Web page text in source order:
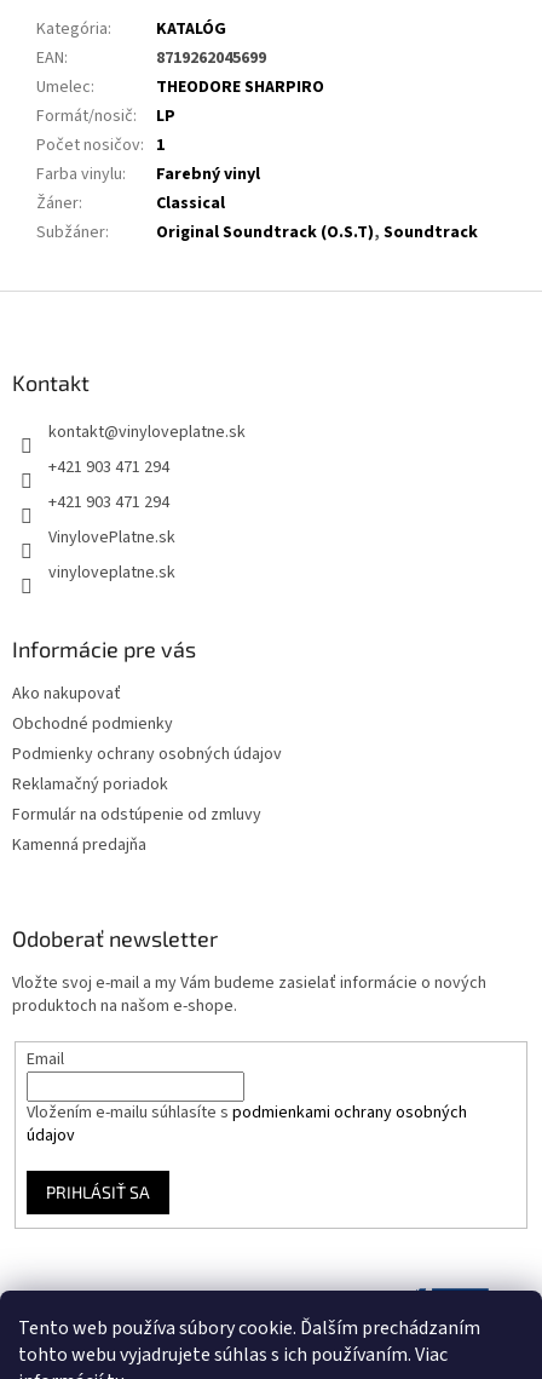
Tento web používa súbory cookie. Ďalším prechádzaním
tohto webu vyjadrujete súhlas s ich používaním. Viac
Kategória:
KATALÓG
EAN:
8719262045699
Umelec:
THEODORE SHARPIRO
Formát/nosič:
LP
Počet nosičov: 1
Farba vinylu:
Farebný vinyl
Žáner:
Classical
Subžáner: Original Soundtrack (O.S.T), Soundtrack
Kontakt
kontakt@vinyloveplatne.sk
+421 903 471 294
+421 903 471 294
VinylovePlatne.sk
vinyloveplatne.sk
Informácie pre vás
Ako nakupovať
Obchodné podmienky
Podmienky ochrany osobných údajov
Reklamačný poriadok
Formulár na odstúpenie od zmluvy
Kamenná predajňa
Odoberať newsletter
Vložte svoj e-mail a my Vám budeme zasielať informácie o nových
produktoch na našom e-shope.
Email
Vložením e-mailu súhlasíte s podmienkami ochrany osobných
údajov
PRIHLÁSIŤ SA